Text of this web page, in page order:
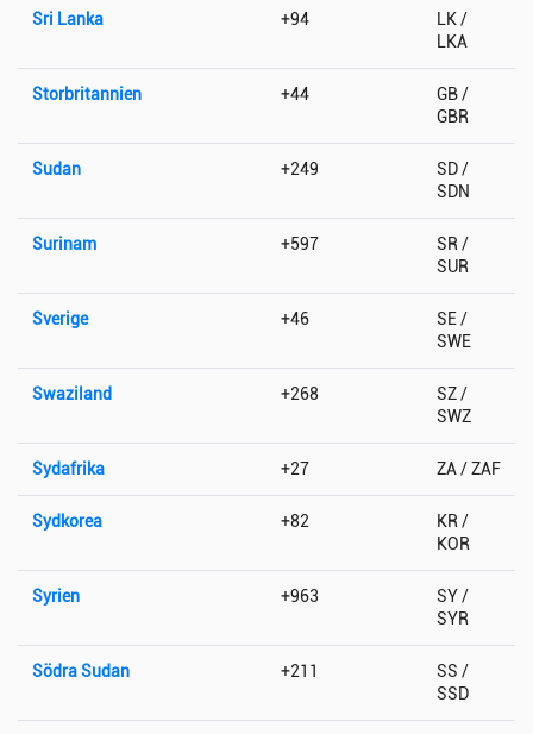
Sri Lanka +94
LK /
LKA
Storbritannien +44
GB /
GBR
Sudan +249
SD /
SDN
Surinam +597
SR /
SUR
Sverige +46
SE /
SWE
Swaziland +268
SZ /
SWZ
Sydafrika +27 ZA / ZAF
Sydkorea +82
KR /
KOR
Syrien +963
SY /
SYR
Södra Sudan +211
SS /
SSD